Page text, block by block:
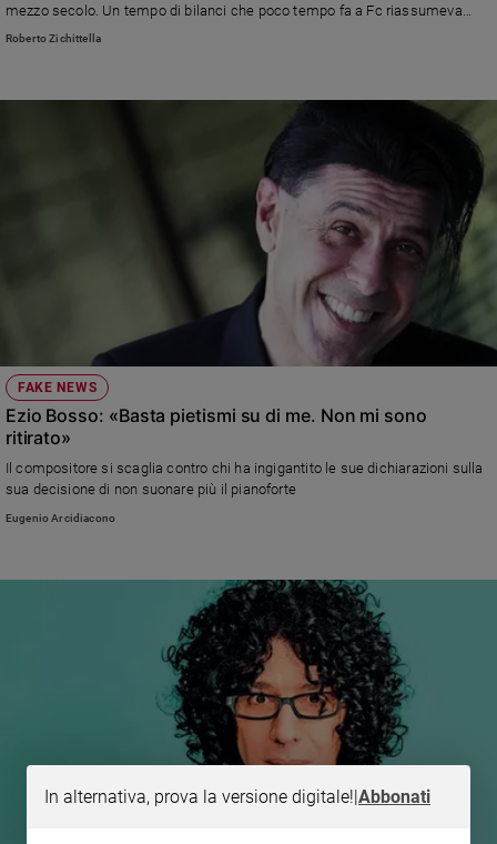
mezzo secolo. Un tempo di bilanci che poco tempo fa a Fc riassumeva
così
Roberto Zichittella
FAKE NEWS
Ezio Bosso: «Basta pietismi su di me. Non mi sono
ritirato»
Il compositore si scaglia contro chi ha ingigantito le sue dichiarazioni sulla
sua decisione di non suonare più il pianoforte
Eugenio Arcidiacono
In alternativa, prova la versione digitale!|Abbonati